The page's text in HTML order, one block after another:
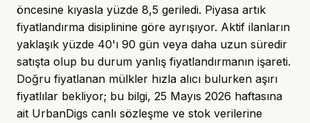
öncesine kıyasla yüzde 8,5 geriledi. Piyasa artık
fiyatlandırma disiplinine göre ayrışıyor. Aktif ilanların
yaklaşık yüzde 40'ı 90 gün veya daha uzun süredir
satışta olup bu durum yanlış fiyatlandırmanın işareti.
Doğru fiyatlanan mülkler hızla alıcı bulurken aşırı
fiyatlılar bekliyor; bu bilgi, 25 Mayıs 2026 haftasına
ait UrbanDigs canlı sözleşme ve stok verilerine